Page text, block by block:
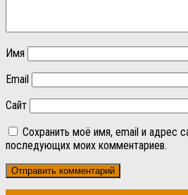
Имя
Email
Сайт
Сохранить моё имя, email и адрес
последующих моих комментариев.